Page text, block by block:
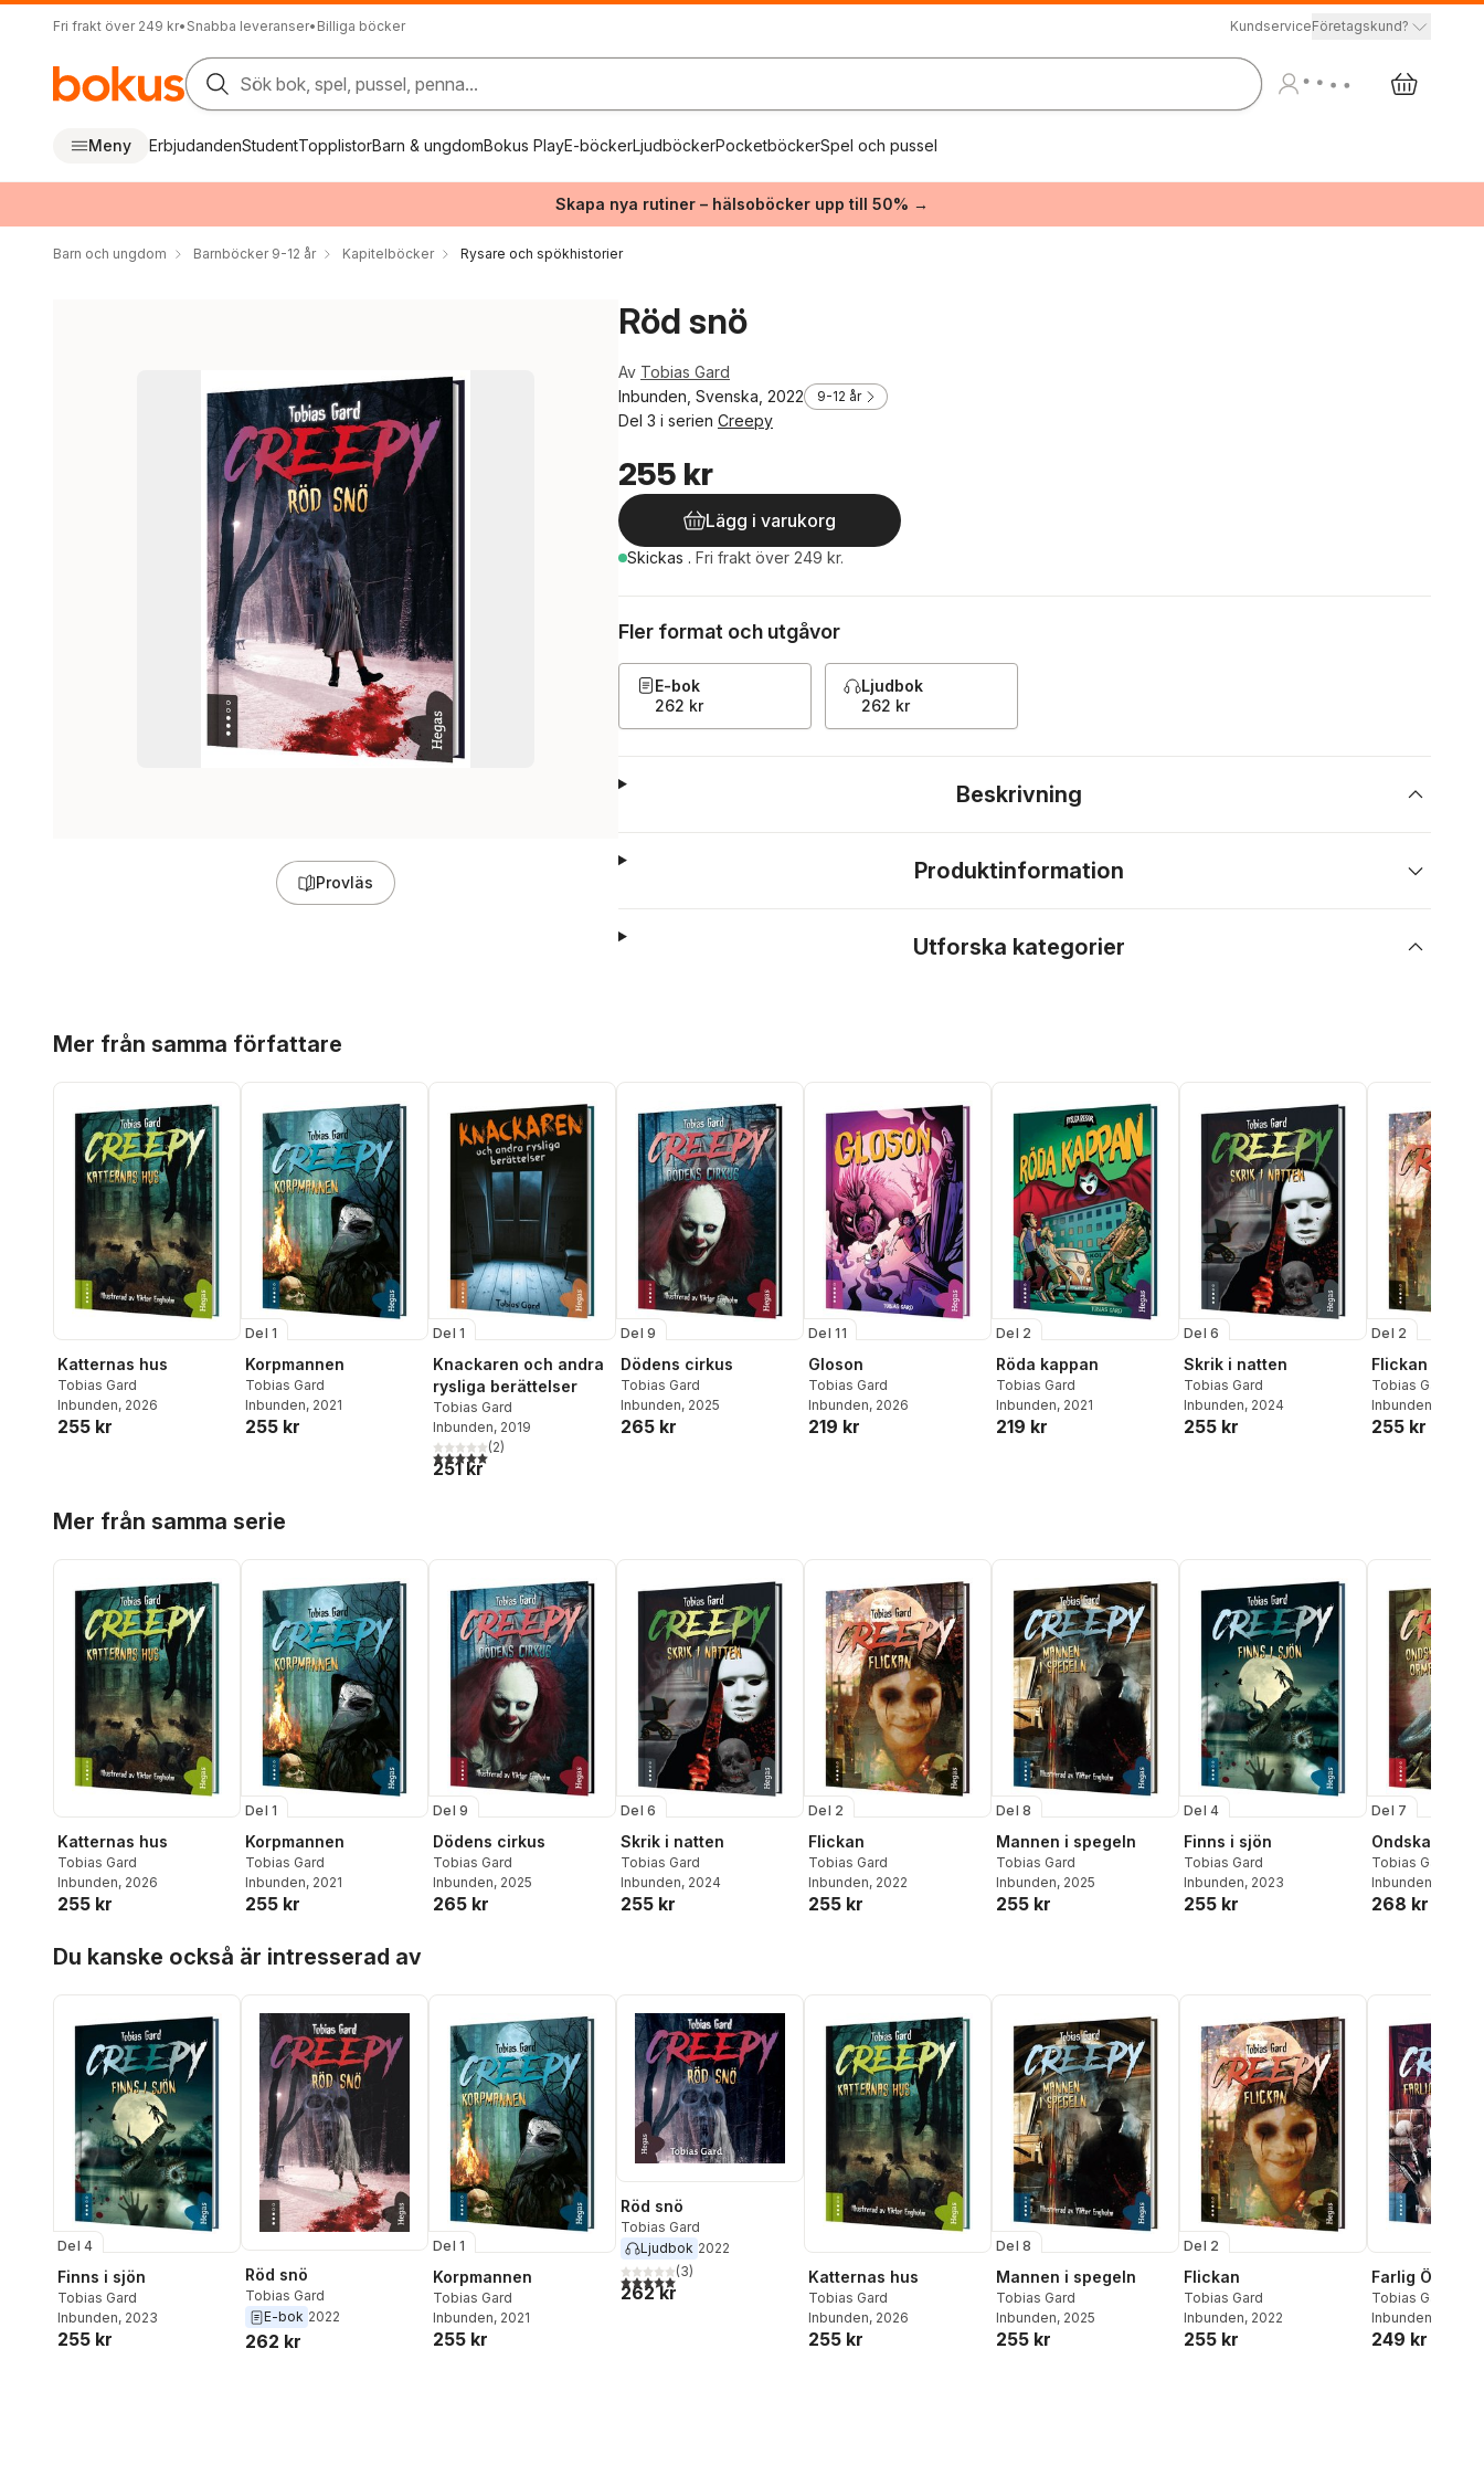
Fri frakt över 249 kr• Snabba leveranser• Billiga böcker KundserviceFöretagskund?
Sök bok, spel, pussel, penna...
Meny ErbjudandenStudentTopplistorBarn & ungdomBokus PlayE-böckerLjudböckerPocketböckerSpel och pussel
Skapa nya rutiner – hälsoböcker upp till 50% →
Barn och ungdom Barnböcker 9-12 år Kapitelböcker Rysare och spökhistorier
Provläs
Röd snö
Av Tobias Gard
Inbunden, Svenska, 2022
9-12 år
Del 3 i serien Creepy
255 kr
Lägg i varukorg
Skickas . Fri frakt över 249 kr.
Fler format och utgåvor
E-bok
262 kr
Ljudbok
262 kr
Beskrivning
Produktinformation
Utforska kategorier
Mer från samma författare
Katternas hus
Tobias Gard
Inbunden, 2026
255 kr
Del 1
Korpmannen
Tobias Gard
Inbunden, 2021
255 kr
Del 1
Knackaren och andra
rysliga berättelser
Tobias Gard
Inbunden, 2019
5,0utav 5 stjärnor. Totalt antal röster:
(2)
251 kr
Del 9
Dödens cirkus
Tobias Gard
Inbunden, 2025
265 kr
Del 11
Gloson
Tobias Gard
Inbunden, 2026
219 kr
Del 2
Röda kappan
Tobias Gard
Inbunden, 2021
219 kr
Del 6
Skrik i natten
Tobias Gard
Inbunden, 2024
255 kr
Del 2
Flickan
Tobias Gard
Inbunden
255 kr
Mer från samma serie
Katternas hus
Tobias Gard
Inbunden, 2026
255 kr
Del 1
Korpmannen
Tobias Gard
Inbunden, 2021
255 kr
Del 9
Dödens cirkus
Tobias Gard
Inbunden, 2025
265 kr
Del 6
Skrik i natten
Tobias Gard
Inbunden, 2024
255 kr
Del 2
Flickan
Tobias Gard
Inbunden, 2022
255 kr
Del 8
Mannen i spegeln
Tobias Gard
Inbunden, 2025
255 kr
Del 4
Finns i sjön
Tobias Gard
Inbunden, 2023
255 kr
Del 7
Ondskans
Tobias Gard
Inbunden
268 kr
Du kanske också är intresserad av
Del 4
Finns i sjön
Tobias Gard
Inbunden, 2023
255 kr
Röd snö
Tobias Gard
E-bok 2022
262 kr
Del 1
Korpmannen
Tobias Gard
Inbunden, 2021
255 kr
Röd snö
Tobias Gard
Ljudbok 2022
5,0utav 5 stjärnor. Totalt antal röster:
(3)
262 kr
Katternas hus
Tobias Gard
Inbunden, 2026
255 kr
Del 8
Mannen i spegeln
Tobias Gard
Inbunden, 2025
255 kr
Del 2
Flickan
Tobias Gard
Inbunden, 2022
255 kr
Farlig Önskan
Tobias Gard
Inbunden
249 kr